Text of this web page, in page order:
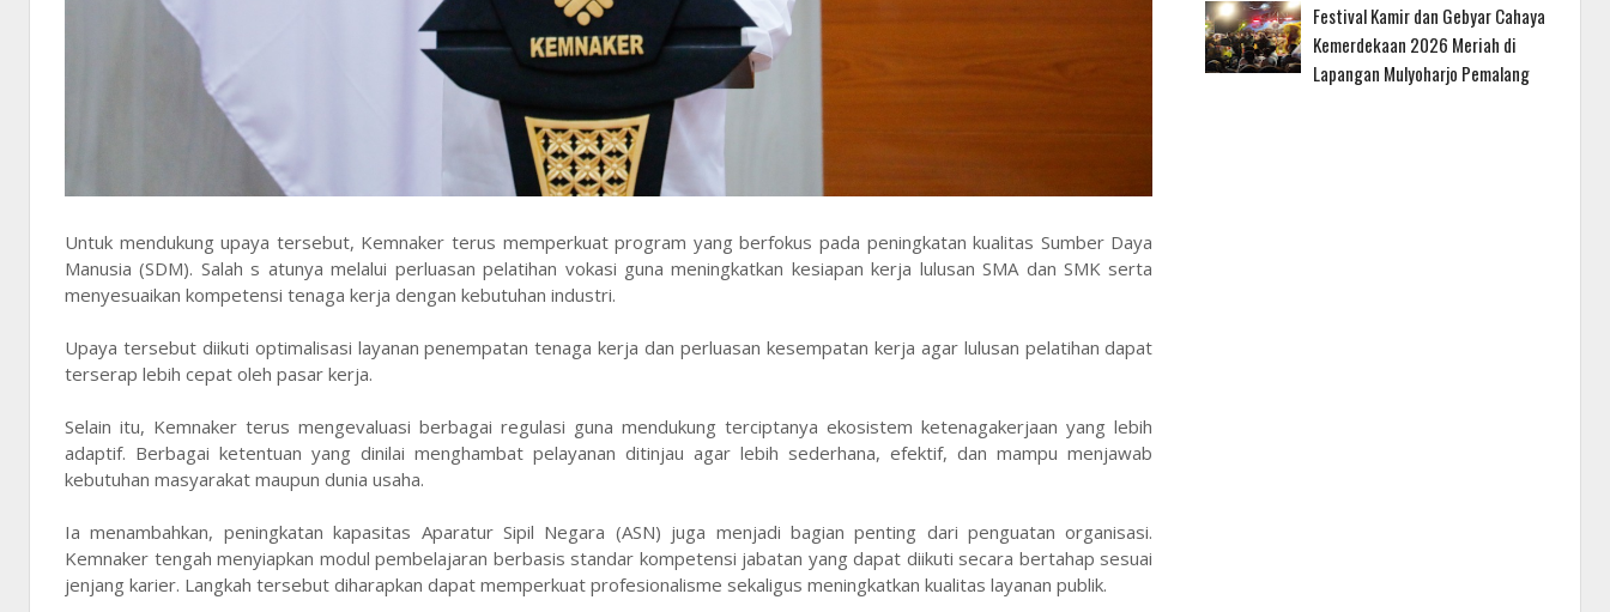
Untuk mendukung upaya tersebut, Kemnaker terus memperkuat program yang berfokus pada peningkatan kualitas Sumber Daya
Manusia (SDM). Salah s atunya melalui perluasan pelatihan vokasi guna meningkatkan kesiapan kerja lulusan SMA dan SMK serta
menyesuaikan kompetensi tenaga kerja dengan kebutuhan industri.
Upaya tersebut diikuti optimalisasi layanan penempatan tenaga kerja dan perluasan kesempatan kerja agar lulusan pelatihan dapat
terserap lebih cepat oleh pasar kerja.
Selain itu, Kemnaker terus mengevaluasi berbagai regulasi guna mendukung terciptanya ekosistem ketenagakerjaan yang lebih
adaptif. Berbagai ketentuan yang dinilai menghambat pelayanan ditinjau agar lebih sederhana, efektif, dan mampu menjawab
kebutuhan masyarakat maupun dunia usaha.
Ia menambahkan, peningkatan kapasitas Aparatur Sipil Negara (ASN) juga menjadi bagian penting dari penguatan organisasi.
Kemnaker tengah menyiapkan modul pembelajaran berbasis standar kompetensi jabatan yang dapat diikuti secara bertahap sesuai
jenjang karier. Langkah tersebut diharapkan dapat memperkuat profesionalisme sekaligus meningkatkan kualitas layanan publik.
Festival Kamir dan Gebyar Cahaya
Kemerdekaan 2026 Meriah di
Lapangan Mulyoharjo Pemalang